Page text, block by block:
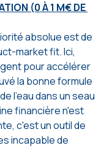
(0 À 1 M€ DE
absolue est de
market fit. Ici,
pour accélérer
la bonne formule
l'eau dans un seau
financière n'est
c'est un outil de
incapable de